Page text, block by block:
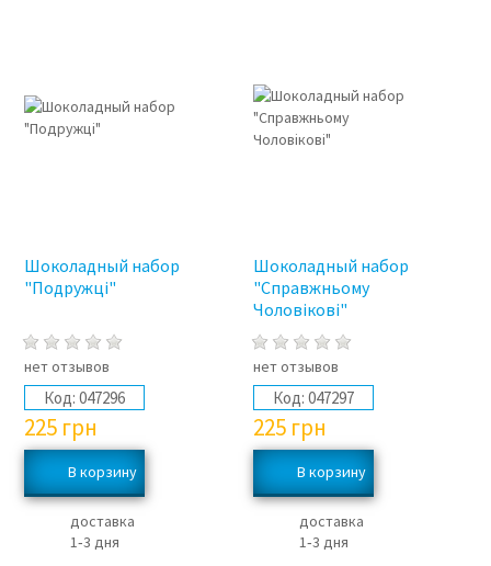
Шоколадный набор
"Подружці"
нет отзывов
Код: 047296
225 грн
доставка
1‑3 дня
Шоколадный набор
"Справжньому
Чоловікові"
нет отзывов
Код: 047297
225 грн
доставка
1‑3 дня